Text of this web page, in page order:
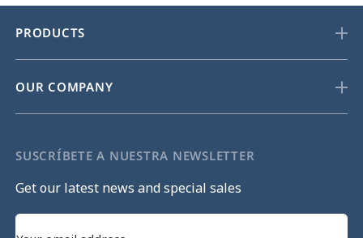
PRODUCTS
OUR COMPANY
SUSCRÍBETE A NUESTRA NEWSLETTER
Get our latest news and special sales